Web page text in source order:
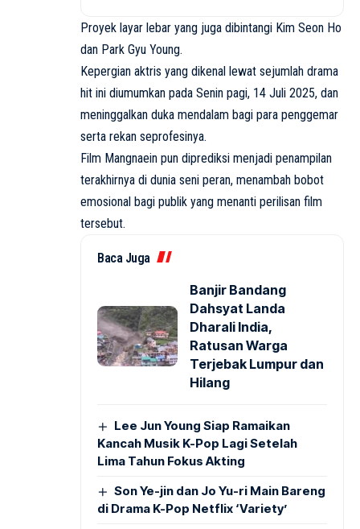
Proyek layar lebar yang juga dibintangi Kim Seon Ho
dan Park Gyu Young.
Kepergian aktris yang dikenal lewat sejumlah drama
hit ini diumumkan pada Senin pagi, 14 Juli 2025, dan
meninggalkan duka mendalam bagi para penggemar
serta rekan seprofesinya.
Film Mangnaein pun diprediksi menjadi penampilan
terakhirnya di dunia seni peran, menambah bobot
emosional bagi publik yang menanti perilisan film
tersebut.
Baca Juga
Banjir Bandang
Dahsyat Landa
Dharali India,
Ratusan Warga
Terjebak Lumpur dan
Hilang
Lee Jun Young Siap Ramaikan
Kancah Musik K-Pop Lagi Setelah
Lima Tahun Fokus Akting
Son Ye-jin dan Jo Yu-ri Main Bareng
di Drama K-Pop Netflix ‘Variety’